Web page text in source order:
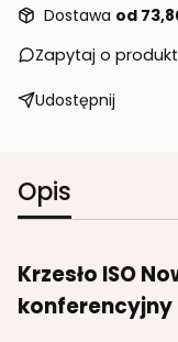
Dostawa od
Zapytaj o produkt
Udostępnij
Opis
Krzesło ISO